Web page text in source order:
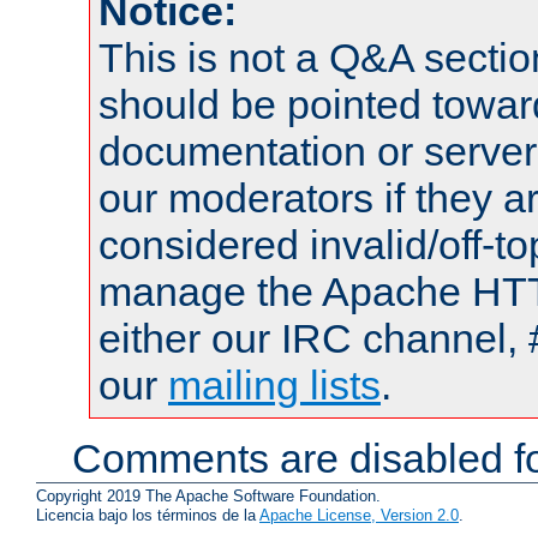
Notice:
This is not a Q&A
should be pointed
documentation or
our moderators if they
considered invalid/off-
manage the Apache
either our IRC channel,
our mailing lists.
Comments are disabled
Copyright 2019 The Apache Software Foundation.
Licencia bajo los términos de la Apache License, Version 2.0